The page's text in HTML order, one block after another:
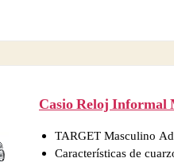
Casio Reloj Informal
TARGET Masculino
Características de